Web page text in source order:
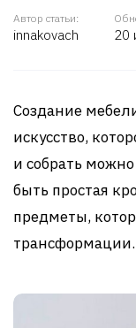
Автор статьи:
innakovach 20
Создание
искусство,
и собрать
быть простая
предметы,
трансформации.